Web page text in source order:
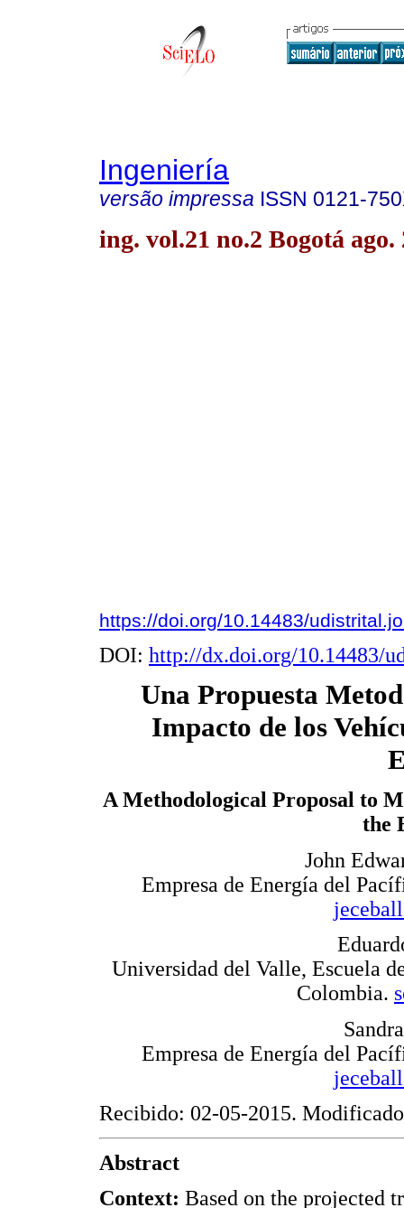
Ingeniería
versão impressa ISSN 0121-
ing. vol.21 no.2 Bogotá ago.
https://doi.org/10.14483/
DOI: http://dx.doi.org/10.14483/
Una Propuesta
Impacto de los
A Methodological Proposal to
the
John
Empresa de Energía del
Universidad del Valle, Escuela
Colombia.
Empresa de Energía del
Recibido: 02-05-2015.
Abstract
Context: Based on the projected